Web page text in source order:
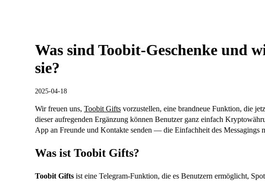
Was sind Toobit-Geschenke und
sie?
2025-04-18
Wir freuen uns, Toobit Gifts vorzustellen, eine brandneue Funktion, die
dieser aufregenden Ergänzung können Benutzer ganz einfach
App an Freunde und Kontakte senden — die Einfachheit des
Was ist Toobit Gifts?
Toobit Gifts ist eine Telegram-Funktion, die es Benutzern ermöglicht,